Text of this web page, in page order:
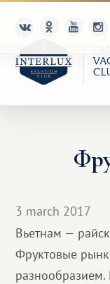
3 march 2017
Вьетнам —
Фруктовые